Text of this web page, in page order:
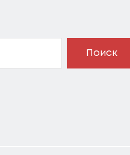
Поиск